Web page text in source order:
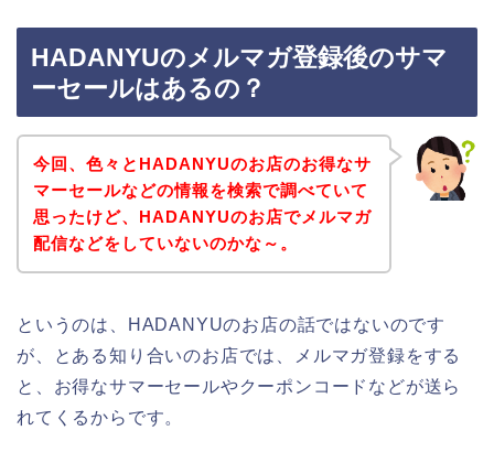
HADANYUのメルマガ登録後のサマ
ーセールはあるの？
今回、色々とHADANYUのお店のお得なサ
マーセールなどの情報を検索で調べていて
思ったけど、HADANYUのお店でメルマガ
配信などをしていないのかな～。
というのは、HADANYUのお店の話ではないのです
が、とある知り合いのお店では、メルマガ登録をする
と、お得なサマーセールやクーポンコードなどが送ら
れてくるからです。